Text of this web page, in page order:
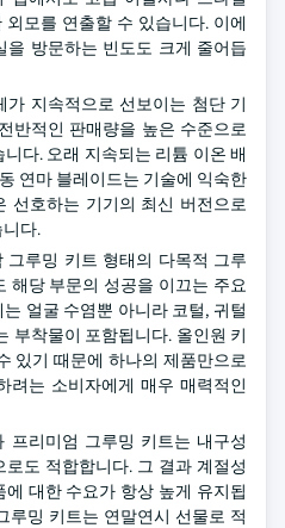
모를 연출할 수 있습니다. 이에
을 방문하는 빈도도 크게 줄어듭
가 지속적으로 선보이는 첨단 기
반적인 판매량을 높은 수준으로
다. 오래 지속되는 리튬 이온 배
연마 블레이드는 기술에 익숙한
선호하는 기기의 최신 버전으로
다.
그루밍 키트 형태의 다목적 그루
해당 부문의 성공을 이끄는 주요
얼굴 수염뿐 아니라 코털, 귀털
부착물이 포함됩니다. 올인원 키
있기 때문에 하나의 제품만으로
려는 소비자에게 매우 매력적인
프리미엄 그루밍 키트는 내구성
도 적합합니다. 그 결과 계절성
대한 수요가 항상 높게 유지됩
루밍 키트는 연말연시 선물로 적